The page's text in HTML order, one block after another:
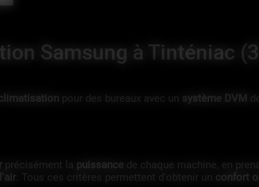
Samsung à Tinténiac
pour des bureaux avec un système DVM
précisément la puissance de chaque machine, en
. Tous ces critères permettent d'obtenir un confort